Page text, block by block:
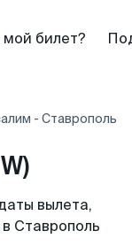
мой билет?
- Ставрополь
вылета,
Ставрополь